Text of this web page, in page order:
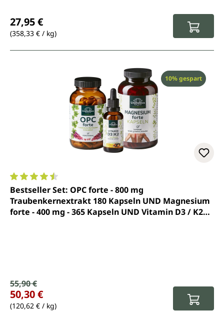
27,95 €
(358,33 € / kg)
Rabatt
10% gespart
Durchschnittliche Bewertung von 4.4 von 5 Sternen
Bestseller Set: OPC forte - 800 mg
Traubenkernextrakt 180 Kapseln UND Magnesium
forte - 400 mg - 365 Kapseln UND Vitamin D3 / K2
Verkaufspreis:
Regulärer Preis:
55,90 €
50,30 €
(120,62 € / kg)